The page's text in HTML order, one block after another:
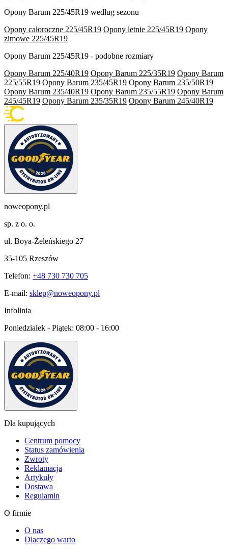
Opony Barum 225/45R19 według sezonu
Opony całoroczne 225/45R19 Opony letnie 225/45R19 Opony
zimowe 225/45R19
Opony Barum 225/45R19 - podobne rozmiary
Opony Barum 225/40R19 Opony Barum 225/35R19 Opony Barum
225/55R19 Opony Barum 235/45R19 Opony Barum 235/50R19
Opony Barum 235/40R19 Opony Barum 235/55R19 Opony Barum
245/45R19 Opony Barum 235/35R19 Opony Barum 245/40R19
noweopony.pl
sp. z o. o.
ul. Boya-Żeleńskiego 27
35-105 Rzeszów
Telefon: +48 730 730 705
E-mail: sklep@noweopony.pl
Infolinia
Poniedziałek - Piątek: 08:00 - 16:00
Dla kupujących
Centrum pomocy
Status zamówienia
Zwroty
Reklamacja
Artykuły
Dostawa
Regulamin
O firmie
O nas
Dlaczego warto